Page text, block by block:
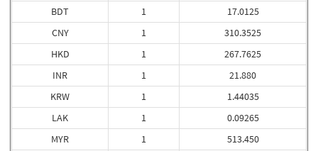
BDT
CNY
HKD
INR
KRW
LAK
MYR
1
1
1
1
1
1
1
17.0125
310.3525
267.7625
21.880
1.44035
0.09265
513.450